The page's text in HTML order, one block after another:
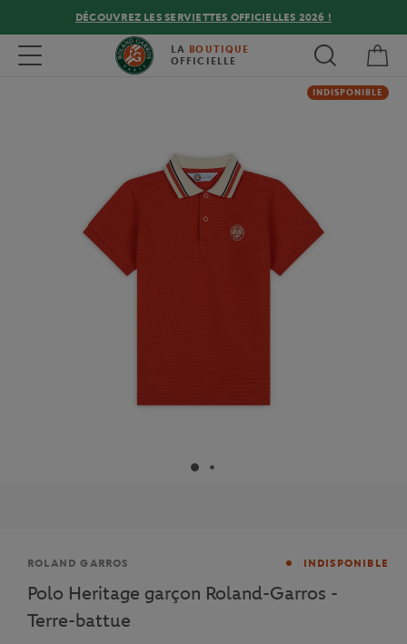
DÉCOUVREZ LES SERVIETTES OFFICIELLES 2026 !
Toggle navigation LA BOUTIQUE
OFFICIELLE
INDISPONIBLE
Marque
ROLAND GARROS INDISPONIBLE
Polo Heritage garçon Roland-Garros -
Terre-battue